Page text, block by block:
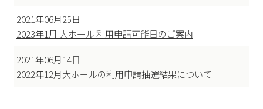
2021年06月25日
2023年1月 大ホール 利用申請可能日のご案内
2021年06月14日
2022年12月大ホールの利用申請抽選結果について